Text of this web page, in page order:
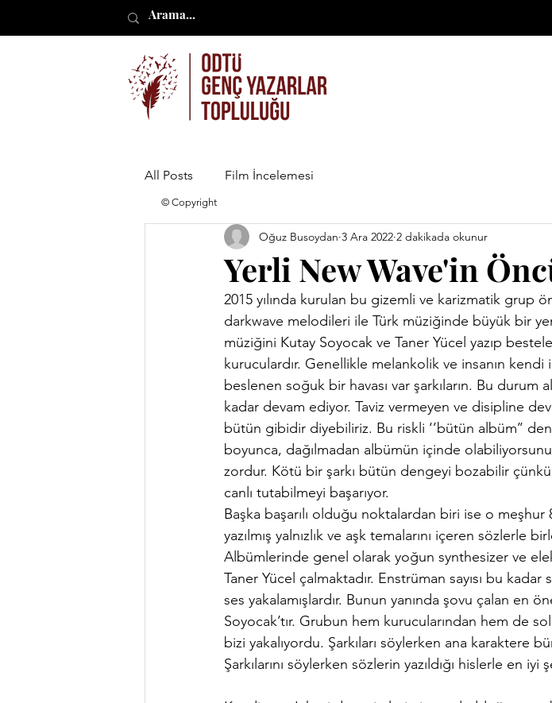
All Posts Film İncelemesi
Yerli New Wave'in
Oğuz Busoydan 3 Ara 2022 2 dakikada okunur
2015 yılında kurulan bu gizemli ve karizmatik grup
darkwave melodileri ile Türk müziğinde büyük bir
müziğini Kutay Soyocak ve Taner Yücel yazıp
kuruculardır. Genellikle melankolik ve insanın kendi
beslenen soğuk bir havası var şarkıların. Bu durum
kadar devam ediyor. Taviz vermeyen ve disipline
bütün gibidir diyebiliriz. Bu riskli ‘’bütün albüm’’
boyunca, dağılmadan albümün içinde
zordur. Kötü bir şarkı bütün dengeyi bozabilir
canlı tutabilmeyi başarıyor.
Başka başarılı olduğu noktalardan biri ise o meşhur
yazılmış yalnızlık ve aşk temalarını içeren sözlerle
Albümlerinde genel olarak yoğun synthesizer ve
Taner Yücel çalmaktadır. Enstrüman sayısı bu
ses yakalamışlardır. Bunun yanında şovu çalan en
Soyocak’tır. Grubun hem kurucularından hem de
bizi yakalıyordu. Şarkıları söylerken ana karaktere
Şarkılarını söylerken sözlerin yazıldığı hislerle en
© Copyright